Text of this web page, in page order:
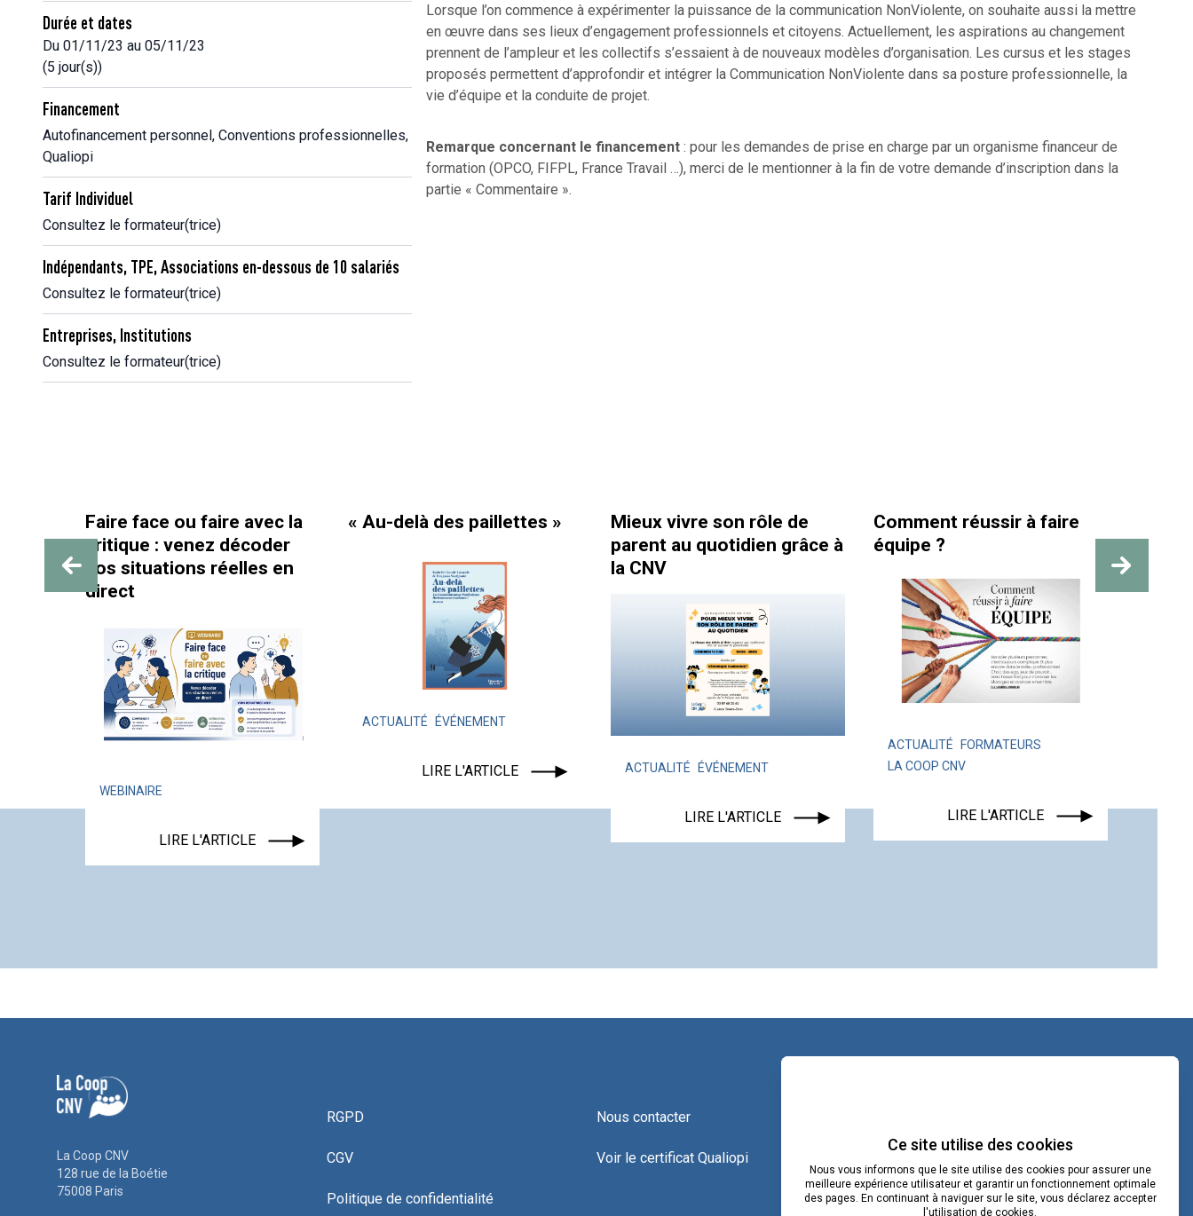
Durée et dates
Du 01/11/23 au 05/11/23
(5 jour(s))
Financement
Autofinancement personnel, Conventions professionnelles,
Qualiopi
Tarif Individuel
Consultez le formateur(trice)
Indépendants, TPE, Associations en-dessous de 10 salariés
Consultez le formateur(trice)
Entreprises, Institutions
Consultez le formateur(trice)
Lorsque l’on commence à expérimenter la puissance de la communication NonViolente, on souhaite aussi la mettre
en œuvre dans ses lieux d’engagement professionnels et citoyens. Actuellement, les aspirations au changement
prennent de l’ampleur et les collectifs s’essaient à de nouveaux modèles d’organisation. Les cursus et les stages
proposés permettent d’approfondir et intégrer la Communication NonViolente dans sa posture professionnelle, la
vie d’équipe et la conduite de projet.
Remarque concernant le financement : pour les demandes de prise en charge par un organisme financeur de
formation (OPCO, FIFPL, France Travail …), merci de le mentionner à la fin de votre demande d’inscription dans la
partie « Commentaire ».
Faire face ou faire avec la
critique : venez décoder
vos situations réelles en
direct
WEBINAIRE
LIRE L'ARTICLE
« Au-delà des paillettes »
ACTUALITÉ ÉVÉNEMENT
LIRE L'ARTICLE
Mieux vivre son rôle de
parent au quotidien grâce à
la CNV
ACTUALITÉ ÉVÉNEMENT
LIRE L'ARTICLE
Comment réussir à faire
équipe ?
ACTUALITÉ
FORMATEURS
LA COOP CNV
LIRE L'ARTICLE
travail
La Coop CNV
128 rue de la Boétie
75008 Paris
RGPD
CGV
Politique de confidentialité
Nous contacter
Voir le certificat Qualiopi
La page Linkedin de La Coop CNV
Notre chaîne Webikeo
Ce site utilise des cookies
Nous vous informons que le site utilise des cookies pour assurer une
meilleure expérience utilisateur et garantir un fonctionnement optimale
des pages. En continuant à naviguer sur le site, vous déclarez accepter
l'utilisation de cookies.